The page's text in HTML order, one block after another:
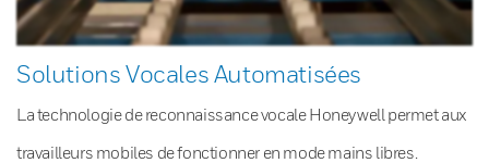
Solutions Vocales Automatisées
La technologie de reconnaissance vocale Honeywell permet aux
travailleurs mobiles de fonctionner en mode mains libres.